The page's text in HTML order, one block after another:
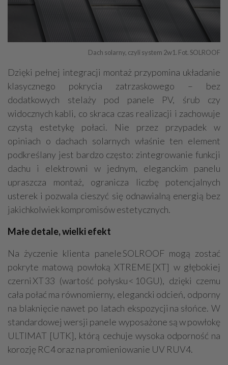
Dach solarny, czyli system 2w1. Fot. SOLROOF
Dzięki pełnej integracji montaż przypomina układanie
klasycznego pokrycia zatrzaskowego – bez
dodatkowych stelaży pod panele PV, śrub czy
widocznych kabli, co skraca czas realizacji i zachowuje
czystą estetykę połaci. Nie przez przypadek w
opiniach o dachach solarnych właśnie ten element
podkreślany jest bardzo często: zintegrowanie funkcji
dachu i elektrowni w jednym, eleganckim panelu
upraszcza montaż, ogranicza liczbę potencjalnych
usterek i pozwala cieszyć się odnawialną energią bez
jakichkolwiek kompromisów estetycznych.
Małe detale, wielki efekt
Na życzenie klienta panele SOLROOF mogą zostać
pokryte matową powłoką XTREME [XT] w głębokiej
czerni XT 33 (wartość połysku < 10 GU), dzięki czemu
cała połać ma równomierny, elegancki odcień, odporny
na blaknięcie nawet po latach ekspozycji na słońce. W
standardowej wersji panele wyposażone są w powłokę
ULTIMAT [UTK], którą cechuje wysoka odporność na
korozję RC4 oraz na promieniowanie UV RUV4.